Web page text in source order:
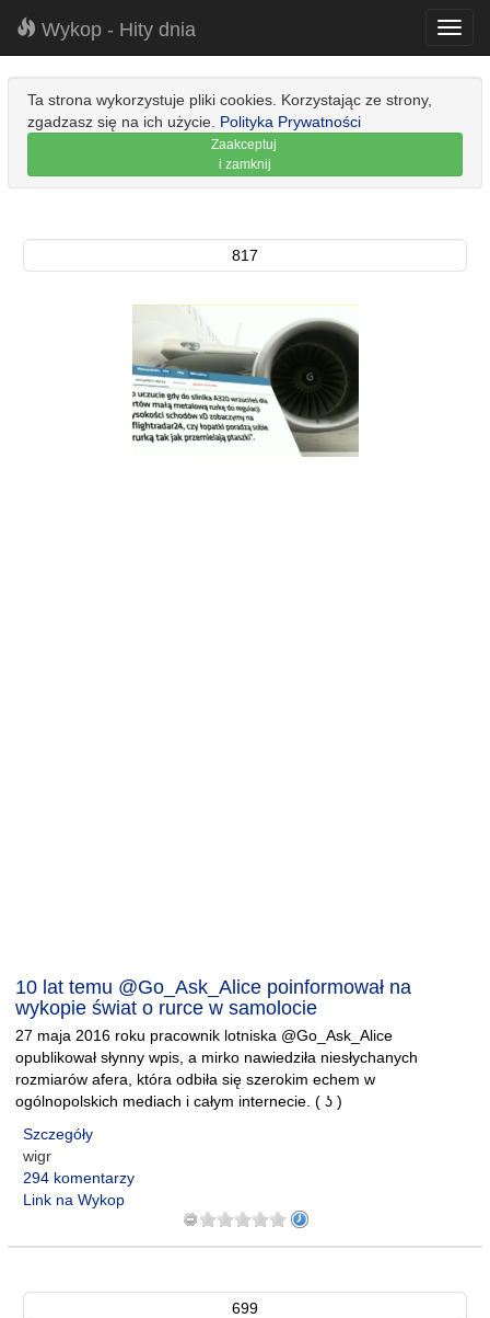
Wykop - Hity dnia
Ta strona wykorzystuje pliki cookies. Korzystając ze strony,
zgadzasz się na ich użycie. Polityka Prywatności
Zaakceptuj
i zamknij
817
10 lat temu @Go_Ask_Alice poinformował na
wykopie świat o rurce w samolocie
27 maja 2016 roku pracownik lotniska @Go_Ask_Alice
opublikował słynny wpis, a mirko nawiedziła niesłychanych
rozmiarów afera, która odbiła się szerokim echem w
ogólnopolskich mediach i całym internecie. ( ʖ )
Szczegóły
wigr
294 komentarzy
Link na Wykop
699